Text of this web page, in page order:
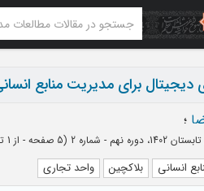
دیجیتال برای مدیریت منابع
؛
- شماره 2 (‎5 صفحه - از 1 تا 5
انسانی بلاکچین واحد تجاری